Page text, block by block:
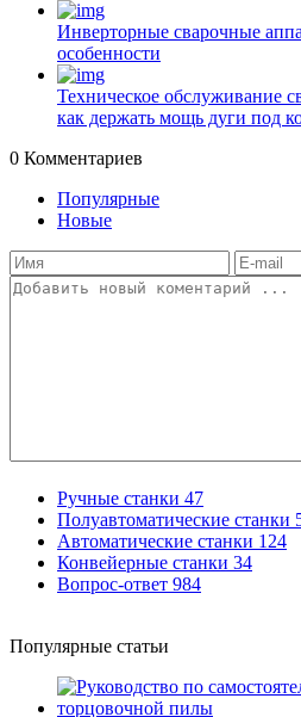
Инверторные сварочные
особенности
Техническое обслуживание
как держать мощь дуги под
0 Комментариев
Популярные
Новые
Ручные станки 47
Полуавтоматические станки
Автоматические станки 124
Конвейерные станки 34
Вопрос-ответ 984
Популярные статьи